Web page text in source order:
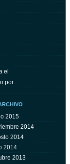
el
por
2015
2014
2014
2014
2013